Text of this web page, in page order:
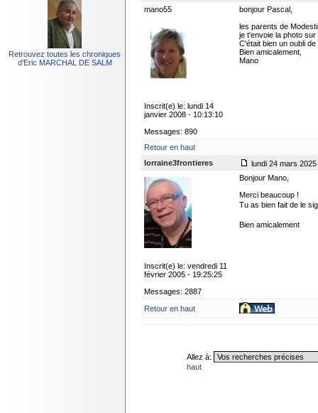
Retrouvez toutes les chroniques
d'Eric MARCHAL DE SALM
mano55
Inscrit(e) le: lundi 14
janvier 2008 - 10:13:10
Messages: 890
bonjour Pascal,
les parents de
je t'envoie la photo sur
C'était bien un oubli
Bien amicalement,
Mano
Retour en haut
lorraine3frontieres
lundi 24 mars
Inscrit(e) le: vendredi 11
février 2005 - 19:25:25
Messages: 2887
Bonjour Mano,
Merci beaucoup !
Tu as bien fait de le
Bien amicalement
Retour en haut
Allez à:
haut